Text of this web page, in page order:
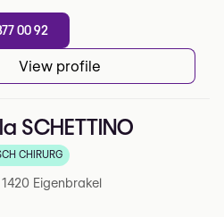
00 92
View profile
SCHETTINO
sur Google
CHIRURG
Eigenbrakel